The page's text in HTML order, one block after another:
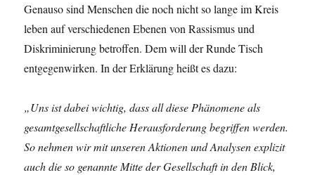
Genauso sind Menschen die noch nicht so lange im Kreis
leben auf verschiedenen Ebenen von Rassismus und
Diskriminierung betroffen. Dem will der Runde Tisch
entgegenwirken. In der Erklärung heißt es dazu:
„Uns ist dabei wichtig, dass all diese Phänomene als
gesamtgesellschaftliche Herausforderung begriffen werden.
So nehmen wir mit unseren Aktionen und Analysen explizit
auch die so genannte Mitte der Gesellschaft in den Blick,